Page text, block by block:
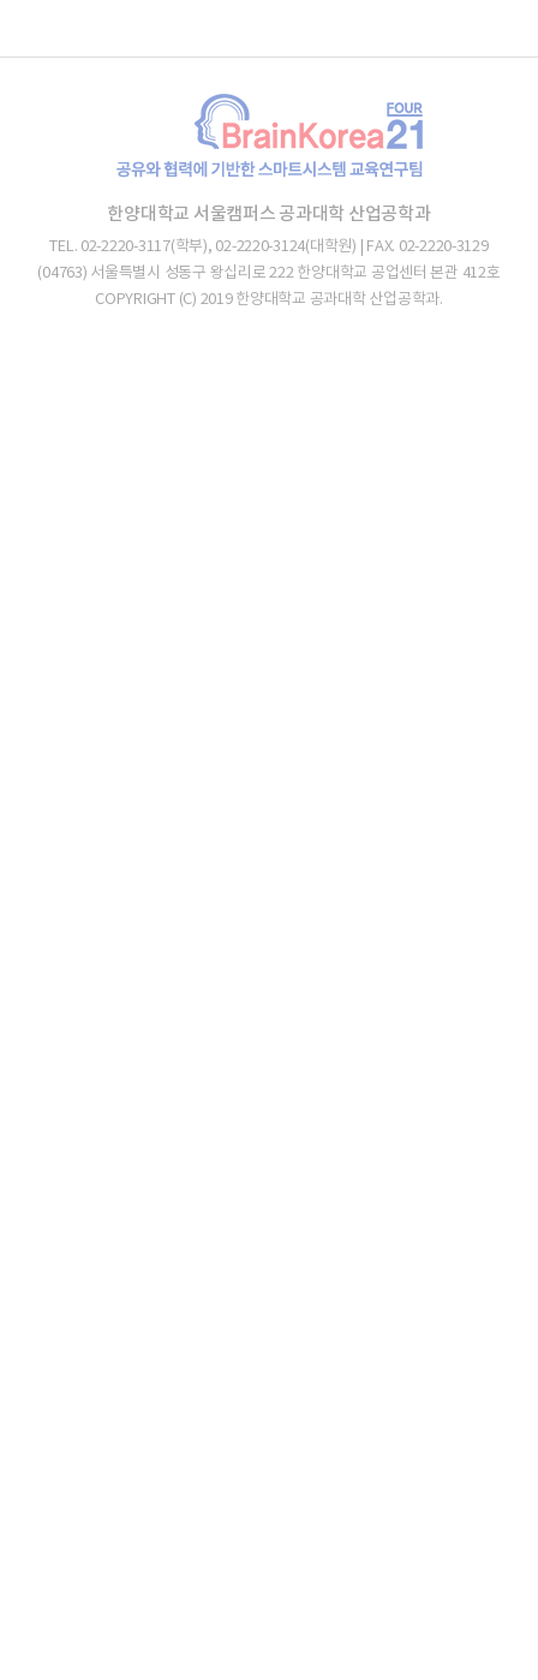
한양대학교 서울캠퍼스 공과대학 산업공학과
TEL. 02-2220-3117(학부), 02-2220-3124(대학원) | FAX. 02-2220-3129
(04763) 서울특별시 성동구 왕십리로 222 한양대학교 공업센터 본관 412호
COPYRIGHT (C) 2019 한양대학교 공과대학 산업공학과.